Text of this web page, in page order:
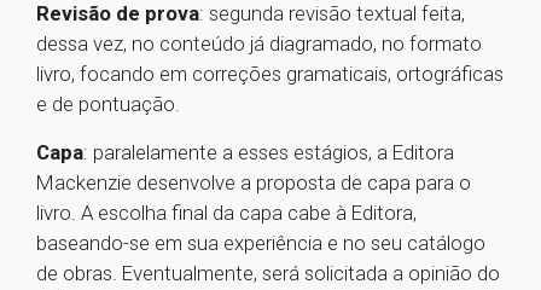
Revisão de prova: segunda revisão textual feita,
dessa vez, no conteúdo já diagramado, no formato
livro, focando em correções gramaticais, ortográficas
e de pontuação.
Capa: paralelamente a esses estágios, a Editora
Mackenzie desenvolve a proposta de capa para o
livro. A escolha final da capa cabe à Editora,
baseando-se em sua experiência e no seu catálogo
de obras. Eventualmente, será solicitada a opinião do